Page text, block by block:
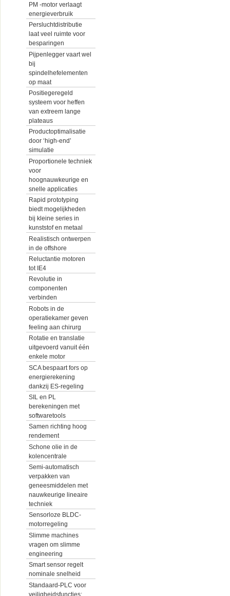
PM -motor verlaagt
energieverbruik
Persluchtdistributie
laat veel ruimte voor
besparingen
Pijpenlegger vaart wel
bij
spindelhefelementen
op maat
Positiegeregeld
systeem voor heffen
van extreem lange
plateaus
Productoptimalisatie
door ‘high-end’
simulatie
Proportionele techniek
voor
hoognauwkeurige en
snelle applicaties
Rapid prototyping
biedt mogelijkheden
bij kleine series in
kunststof en metaal
Realistisch ontwerpen
in de offshore
Reluctantie motoren
tot IE4
Revolutie in
componenten
verbinden
Robots in de
operatiekamer geven
feeling aan chirurg
Rotatie en translatie
uitgevoerd vanuit één
enkele motor
SCA bespaart fors op
energierekening
dankzij ES-regeling
SIL en PL
berekeningen met
softwaretools
Samen richting hoog
rendement
Schone olie in de
kolencentrale
Semi-automatisch
verpakken van
geneesmiddelen met
nauwkeurige lineaire
techniek
Sensorloze BLDC-
motorregeling
Slimme machines
vragen om slimme
engineering
Smart sensor regelt
nominale snelheid
Standaard-PLC voor
veiligheidsfuncties: